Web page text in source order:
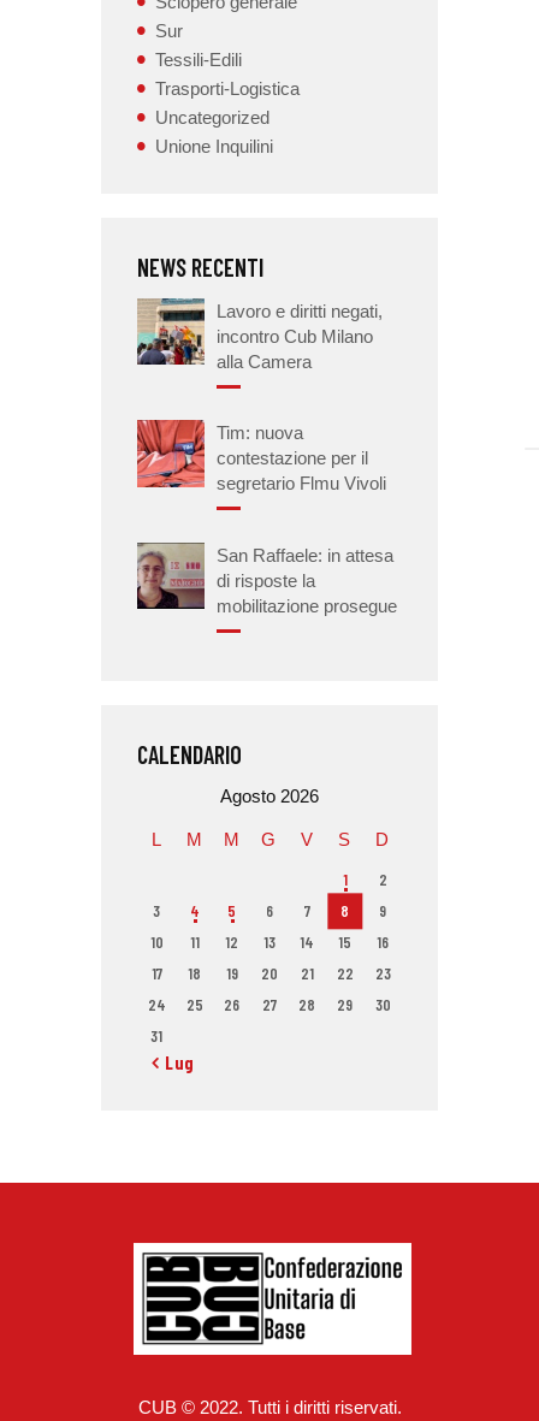
Sur
Tessili-Edili
Trasporti-Logistica
Uncategorized
Unione Inquilini
NEWS RECENTI
Lavoro e diritti negati,
incontro Cub Milano
alla Camera
Tim: nuova
contestazione per il
segretario Flmu Vivoli
San Raffaele: in attesa
di risposte la
mobilitazione prosegue
CALENDARIO
Agosto 2026
L M M G V S D
1
2
3
4 5 6 7 8
9
10
11 12 13 14 15
16
17
18 19 20 21 22
23
24
25 26 27 28 29
30
31
« Lug
CUB © 2022. Tutti i diritti riservati.